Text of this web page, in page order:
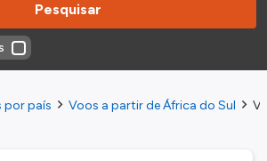
Pesquisar
por país Voos a partir de África do Sul